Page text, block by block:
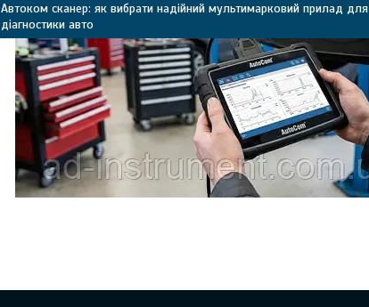
Автоком сканер: як вибрати надійний мультимарковий прилад для
діагностики авто